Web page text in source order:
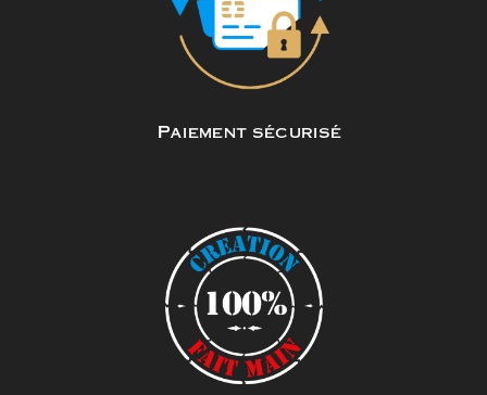
Paiement sécurisé